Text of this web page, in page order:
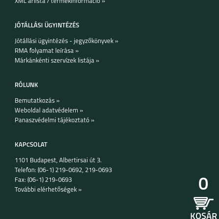
Valós idejű fordítás
·
IPHONE 15 PLUS
HONOR 600 HONOR 600 PRO
JÓTÁLLÁSI ÜGYINTÉZÉS
Jótállási ügyintézés - jegyzőkönyvek »
RMA folyamat leírása »
Márkánkénti szervízek listája »
RÓLUNK
Bemutatkozás »
Weboldal adatvédelem »
Panaszvédelmi tájékoztató »
KAPCSOLAT
1101 Budapest, Albertirsai út 3.
Telefon: (06-1) 219-0692, 219-0693
Fax: (06-1) 219-0693
További elérhetőségek »
0
KOSÁR